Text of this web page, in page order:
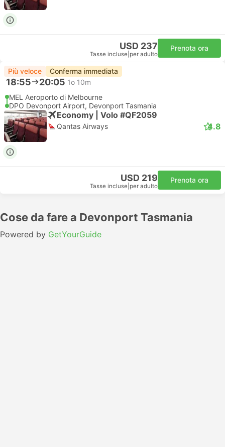
USD 237
Tasse incluse per adulto
Prenota ora
Più veloce Conferma immediata
18:55 20:05 1o 10m
MEL Aeroporto di Melbourne
DPO Devonport Airport, Devonport Tasmania
Economy | Volo #QF2059
Qantas Airways 4.8
USD 219
Tasse incluse per adulto
Prenota ora
Cose da fare a Devonport Tasmania
Powered by GetYourGuide